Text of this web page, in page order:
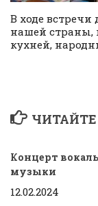
В ходе
нашей
кухней,
Концерт
музыки
12.02.2024